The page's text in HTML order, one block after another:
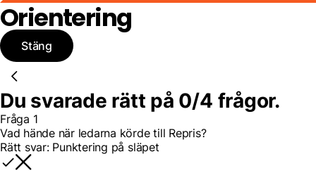
Orientering
Stäng
Du svarade rätt på 0/4 frågor.
Fråga 1
Vad hände när ledarna körde till Repris?
Rätt svar: Punktering på släpet